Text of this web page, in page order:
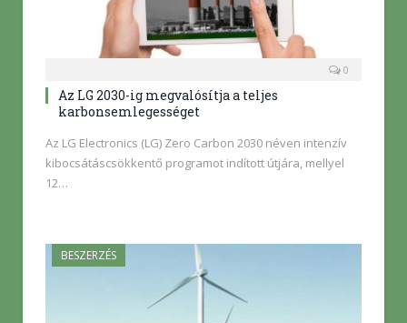
0
Az LG 2030-ig megvalósítja a teljes
karbonsemlegességet
Az LG Electronics (LG) Zero Carbon 2030 néven intenzív
kibocsátáscsökkentő programot indított útjára, mellyel
12…
BESZERZÉS